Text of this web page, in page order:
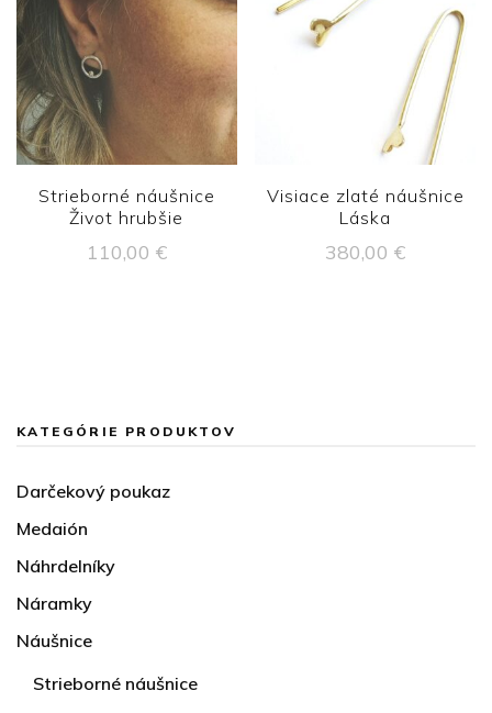
Strieborné náušnice
Život hrubšie
110,00 €
Visiace zlaté náušnice
Láska
380,00€
KATEGÓRIE PRODUKTOV
Darčekový poukaz
Medaión
Náhrdelníky
Náramky
Náušnice
Strieborné náušnice